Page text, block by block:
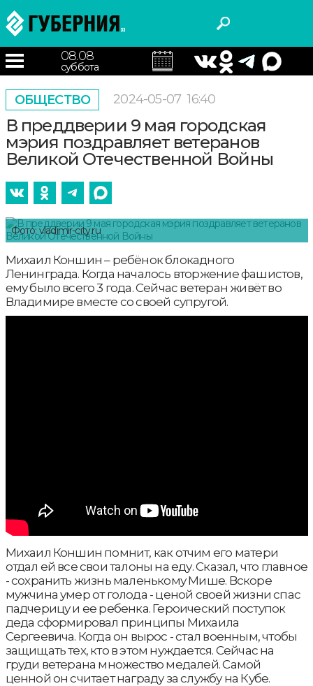
08.08
суббота
ОБЩЕСТВО 2024-05-07 16:40
В преддверии 9 мая городская
мэрия поздравляет ветеранов
Великой Отечественной Войны
Фото: vladimir-city.ru
Михаил Коншин – ребёнок блокадного
Ленинграда. Когда началось вторжение фашистов,
ему было всего 3 года. Сейчас ветеран живёт во
Владимире вместе со своей супругой.
Михаил Коншин помнит, как отчим его матери
отдал ей все свои талоны на еду. Сказал, что главное
- сохранить жизнь маленькому Мише. Вскоре
мужчина умер от голода - ценой своей жизни спас
падчерицу и ее ребенка. Героический поступок
деда сформировал принципы Михаила
Сергеевича. Когда он вырос - стал военным, чтобы
защищать тех, кто в этом нуждается. Сейчас на
груди ветерана множество медалей. Самой
ценной он считает награду за службу на Кубе.